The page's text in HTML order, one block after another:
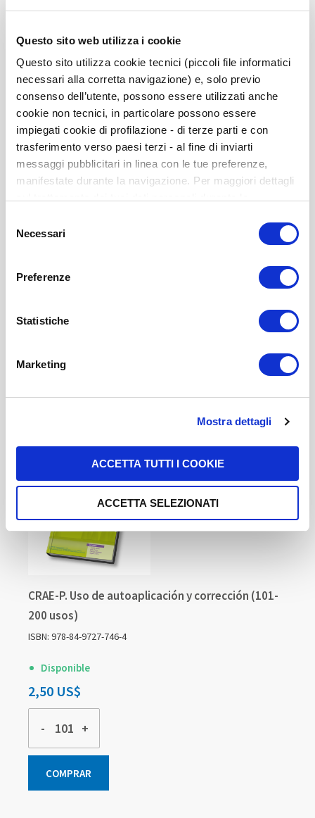
Questo sito web utilizza i cookie
Questo sito utilizza cookie tecnici (piccoli file informatici
necessari alla corretta navigazione) e, solo previo
consenso dell’utente, possono essere utilizzati anche
cookie non tecnici, in particolare possono essere
impiegati cookie di profilazione - di terze parti e con
trasferimento verso paesi terzi - al fine di inviarti
messaggi pubblicitari in linea con le tue preferenze,
manifestate durante la navigazione. Per maggiori dettagli
cookie, ti invitiamo a prendere visione dell’
informativa
. Chiudendo il banner tramite la “X” prosegui la
navigazione senza alcuna profilazione. Selezionando
“Accetta tutti i cookie” presti il tuo consenso alla
pagina dedicati ai cookie
delNecessari
Preferenze
Statistiche
Marketing
Mostra dettagli
ACCETTA TUTTI I COOKIE
ACCETTA SELEZIONATI
CRAE-P. Uso de autoaplicación y corrección (10-
100 usos)
La cantidad mínima inicial de usos será de 10, ya que con
menos de 10 alumnos/as no se
ISBN: 978-84-9727-746-4
5,00 US$
-
CRAE-P. Uso de autoaplicación y corrección (101-
200 usos)
ISBN: 978-84-9727-746-4
Disponible
2,50 US$
- +
COMPRAR